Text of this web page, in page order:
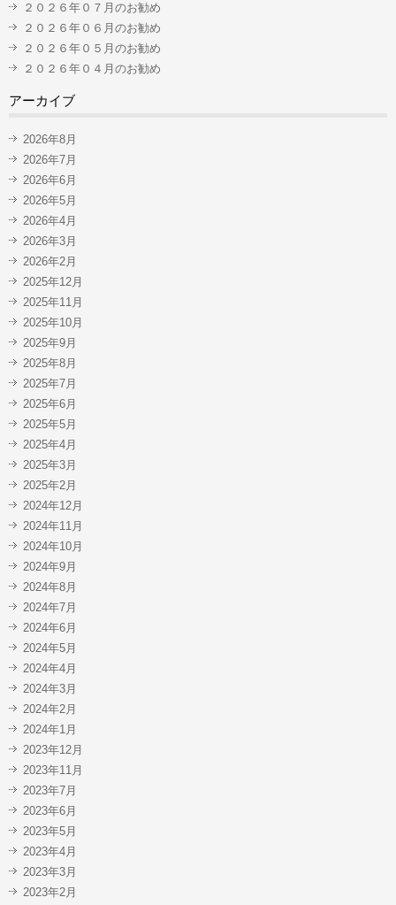
２０２６年０７月のお勧め
２０２６年０６月のお勧め
２０２６年０５月のお勧め
２０２６年０４月のお勧め
アーカイブ
2026年8月
2026年7月
2026年6月
2026年5月
2026年4月
2026年3月
2026年2月
2025年12月
2025年11月
2025年10月
2025年9月
2025年8月
2025年7月
2025年6月
2025年5月
2025年4月
2025年3月
2025年2月
2024年12月
2024年11月
2024年10月
2024年9月
2024年8月
2024年7月
2024年6月
2024年5月
2024年4月
2024年3月
2024年2月
2024年1月
2023年12月
2023年11月
2023年7月
2023年6月
2023年5月
2023年4月
2023年3月
2023年2月